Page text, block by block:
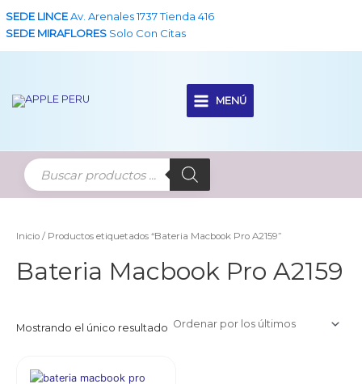
SEDE LINCEAv. Arenales 1737 Tienda 416
SEDE MIRAFLORES Solo Con Citas
Main
MENÚ
Inicio / Productos etiquetados “Bateria Macbook Pro A2159”
Bateria Macbook Pro A2159
Mostrando el único resultado